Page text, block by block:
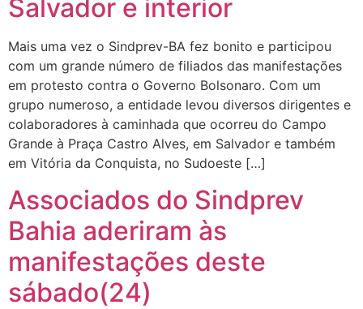
Salvador e interior
Mais uma vez o Sindprev-BA fez bonito e participou
com um grande número de filiados das manifestações
em protesto contra o Governo Bolsonaro. Com um
grupo numeroso, a entidade levou diversos dirigentes e
colaboradores à caminhada que ocorreu do Campo
Grande à Praça Castro Alves, em Salvador e também
em Vitória da Conquista, no Sudoeste […]
Associados do Sindprev
Bahia aderiram às
manifestações deste
sábado(24)